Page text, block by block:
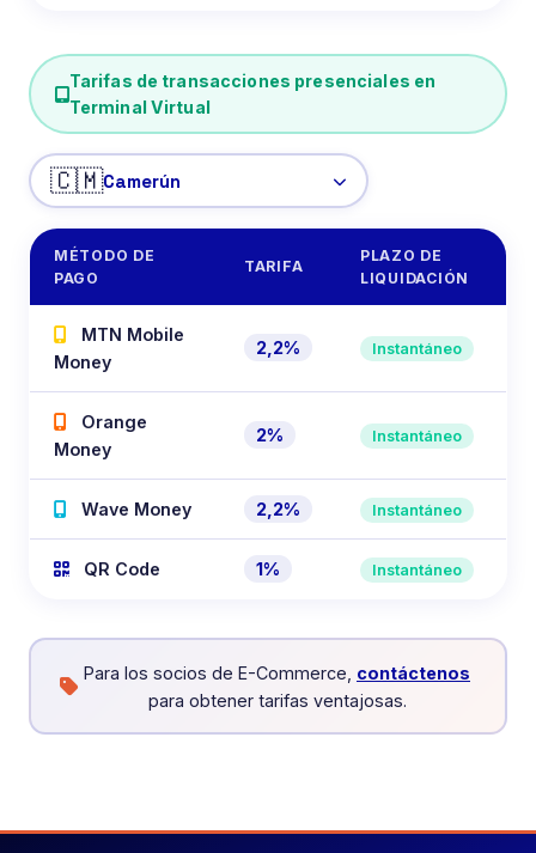
Tarifas de transacciones presenciales en
Terminal Virtual
🇨🇲
MÉTODO DE
PAGO
TARIFA
PLAZO DE
LIQUIDACIÓN
MTN Mobile
Money
2,2% Instantáneo
Orange
Money
2% Instantáneo
Wave Money 2,2% Instantáneo
QR Code 1% Instantáneo
Para los socios de E-Commerce, contáctenos
para obtener tarifas ventajosas.